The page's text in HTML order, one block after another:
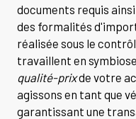
documents requis
des formalités
réalisée sous le
travaillent en
qualité-prixde votre
agissons en tant que
garantissant une